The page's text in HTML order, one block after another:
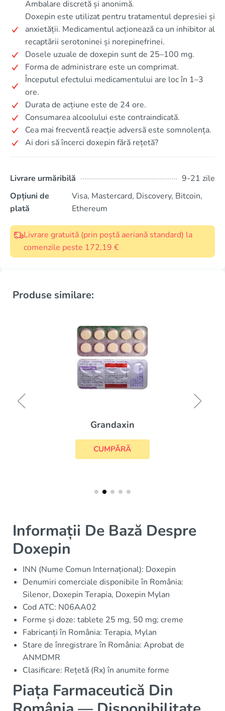
Ambalare discretă și anonimă.
Doxepin este utilizat pentru tratamentul depresiei și
anxietății. Medicamentul acționează ca un inhibitor al
recaptării serotoninei și norepinefrinei.
Dosele uzuale de doxepin sunt de 25–100 mg.
Forma de administrare este un comprimat.
Începutul efectului medicamentului are loc în 1–3
ore.
Durata de acțiune este de 24 ore.
Consumarea alcoolului este contraindicată.
Cea mai frecventă reacție adversă este somnolența.
Ai dori să încerci doxepin fără rețetă?
Livrare urmăribilă
9-21 zile
Opțiuni de
plată
Visa, Mastercard, Discovery, Bitcoin,
Ethereum
Livrare gratuită (prin poștă aeriană standard) la
comenzile peste 172,19 €
Produse similare:
Grandaxin
CUMPĂRĂ
Informații De Bază Despre
Doxepin
INN (Nume Comun Internațional): Doxepin
Denumiri comerciale disponibile în România:
Silenor, Doxepin Terapia, Doxepin Mylan
Cod ATC: N06AA02
Forme și doze: tablete 25 mg, 50 mg; creme
Fabricanți în România: Terapia, Mylan
Stare de înregistrare în România: Aprobat de
ANMDMR
Clasificare: Rețetă (Rx) în anumite forme
Piața Farmaceutică Din